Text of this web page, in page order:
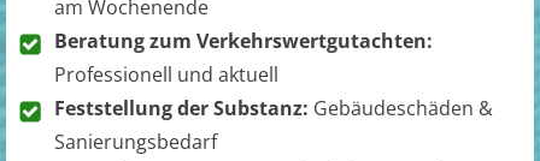
am Wochenende
Beratung zum Verkehrswertgutachten:
Professionell und aktuell
Feststellung der Substanz: Gebäudeschäden &
Sanierungsbedarf